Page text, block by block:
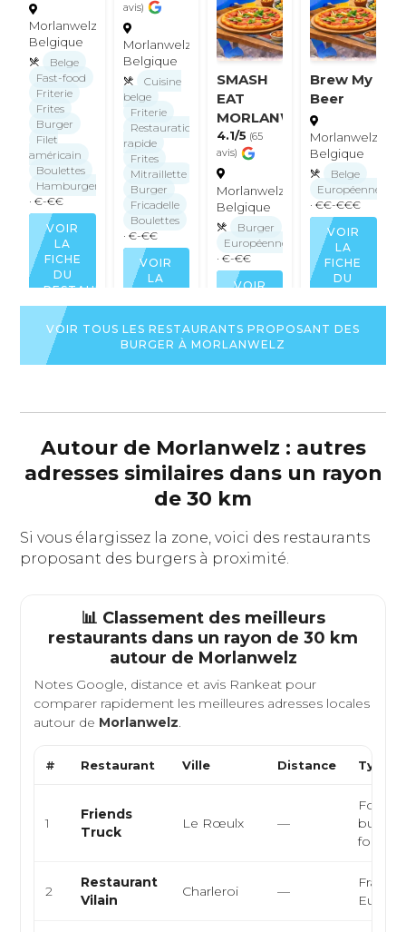
Morlanwelz,
Belgique
Belge
Fast-food
Friterie
Frites
Burger
Filet
américain
Boulettes
Hamburger
· €-€€
VOIR
LA
FICHE
DU
RESTAURANT
avis)
Morlanwelz,
Belgique
Cuisine
belge
Friterie
Restauration
rapide
Frites
Mitraillette
Burger
Fricadelle
Boulettes
· €-€€
VOIR
LA
DU
RESTAURANT
SMASH
EAT
MORLANWELZ
4.1/5 (65
avis)
Morlanwelz,
Belgique
Burger
Européenne
· €-€€
VOIR
DU
RESTAURANT
Brew My
Beer
Morlanwelz,
Belgique
Belge
Européenne
· €€-€€€
VOIR
LA
FICHE
DU
VOIR TOUS LES RESTAURANTS PROPOSANT DES
BURGER À MORLANWELZ
Autour de Morlanwelz : autres
adresses similaires dans un rayon
de 30 km
Si vous élargissez la zone, voici des restaurants
proposant des burgers à proximité.
📊 Classement des meilleurs
restaurants dans un rayon de 30 km
autour de Morlanwelz
Notes Google, distance et avis Rankeat pour
comparer rapidement les meilleures adresses locales
autour de Morlanwelz.
# Restaurant Ville Distance Type
1
Friends
Truck
Le Rœulx —
Food
food
2
Restaurant
Vilain
Charleroi —